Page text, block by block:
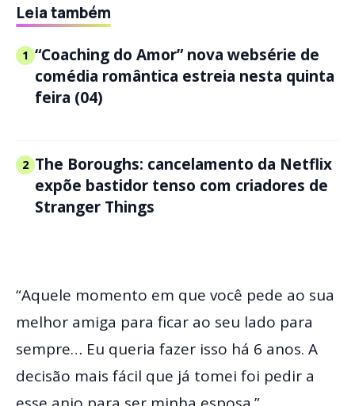
Leia também
1 “Coaching do Amor” nova websérie de
comédia romântica estreia nesta quinta
feira (04)
2 The Boroughs: cancelamento da Netflix
expõe bastidor tenso com criadores de
Stranger Things
“Aquele momento em que você pede ao sua
melhor amiga para ficar ao seu lado para
sempre… Eu queria fazer isso há 6 anos. A
decisão mais fácil que já tomei foi pedir a